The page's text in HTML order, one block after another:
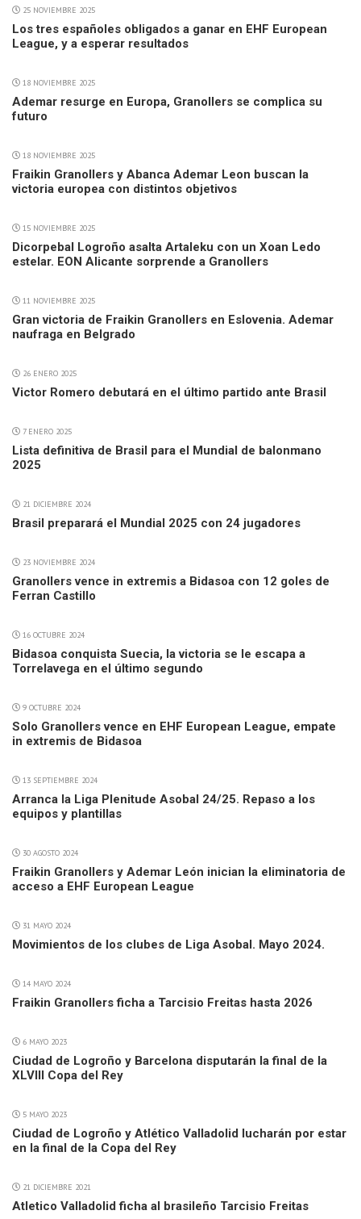
25 NOVIEMBRE 2025
Los tres españoles obligados a ganar en EHF European
League, y a esperar resultados
18 NOVIEMBRE 2025
Ademar resurge en Europa, Granollers se complica su
futuro
18 NOVIEMBRE 2025
Fraikin Granollers y Abanca Ademar Leon buscan la
victoria europea con distintos objetivos
15 NOVIEMBRE 2025
Dicorpebal Logroño asalta Artaleku con un Xoan Ledo
estelar. EON Alicante sorprende a Granollers
11 NOVIEMBRE 2025
Gran victoria de Fraikin Granollers en Eslovenia. Ademar
naufraga en Belgrado
26 ENERO 2025
Victor Romero debutará en el último partido ante Brasil
7 ENERO 2025
Lista definitiva de Brasil para el Mundial de balonmano
2025
21 DICIEMBRE 2024
Brasil preparará el Mundial 2025 con 24 jugadores
23 NOVIEMBRE 2024
Granollers vence in extremis a Bidasoa con 12 goles de
Ferran Castillo
16 OCTUBRE 2024
Bidasoa conquista Suecia, la victoria se le escapa a
Torrelavega en el último segundo
9 OCTUBRE 2024
Solo Granollers vence en EHF European League, empate
in extremis de Bidasoa
13 SEPTIEMBRE 2024
Arranca la Liga Plenitude Asobal 24/25. Repaso a los
equipos y plantillas
30 AGOSTO 2024
Fraikin Granollers y Ademar León inician la eliminatoria de
acceso a EHF European League
31 MAYO 2024
Movimientos de los clubes de Liga Asobal. Mayo 2024.
14 MAYO 2024
Fraikin Granollers ficha a Tarcisio Freitas hasta 2026
6 MAYO 2023
Ciudad de Logroño y Barcelona disputarán la final de la
XLVIII Copa del Rey
5 MAYO 2023
Ciudad de Logroño y Atlético Valladolid lucharán por estar
en la final de la Copa del Rey
21 DICIEMBRE 2021
Atletico Valladolid ficha al brasileño Tarcisio Freitas